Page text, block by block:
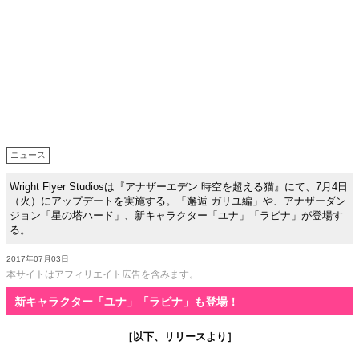
ニュース
Wright Flyer Studiosは『アナザーエデン 時空を超える猫』にて、7月4日
（火）にアップデートを実施する。「邂逅 ガリユ編」や、アナザーダン
ジョン「星の塔ハード」、新キャラクター「ユナ」「ラビナ」が登場す
る。
2017年07月03日
本サイトはアフィリエイト広告を含みます。
新キャラクター「ユナ」「ラビナ」も登場！
［以下、リリースより］